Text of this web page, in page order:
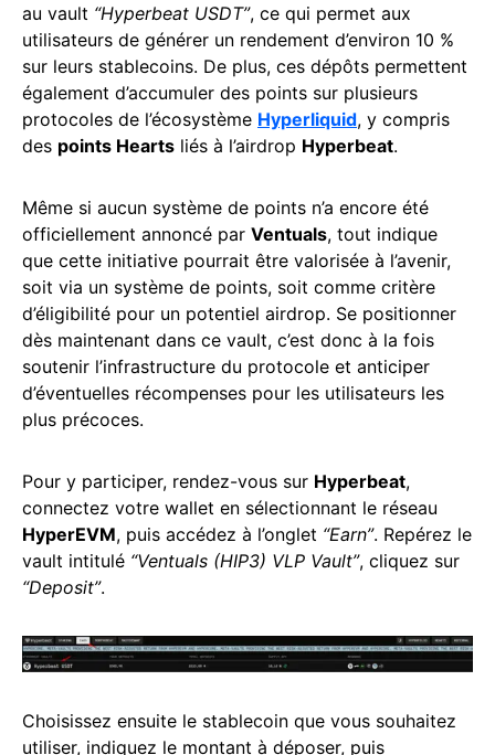
au vault “Hyperbeat USDT”, ce qui permet aux
utilisateurs de générer un rendement d’environ 10 %
sur leurs stablecoins. De plus, ces dépôts permettent
également d’accumuler des points sur plusieurs
protocoles de l’écosystème Hyperliquid, y compris
des points Hearts liés à l’airdrop Hyperbeat.
Même si aucun système de points n’a encore été
officiellement annoncé par Ventuals, tout indique
que cette initiative pourrait être valorisée à l’avenir,
soit via un système de points, soit comme critère
d’éligibilité pour un potentiel airdrop. Se positionner
dès maintenant dans ce vault, c’est donc à la fois
soutenir l’infrastructure du protocole et anticiper
d’éventuelles récompenses pour les utilisateurs les
plus précoces.
Pour y participer, rendez-vous sur Hyperbeat,
connectez votre wallet en sélectionnant le réseau
HyperEVM, puis accédez à l’onglet “Earn”. Repérez le
vault intitulé “Ventuals (HIP3) VLP Vault”, cliquez sur
“Deposit”.
Choisissez ensuite le stablecoin que vous souhaitez
utiliser, indiquez le montant à déposer, puis